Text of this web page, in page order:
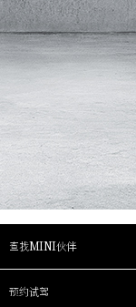
查找MINI伙伴
预约试驾